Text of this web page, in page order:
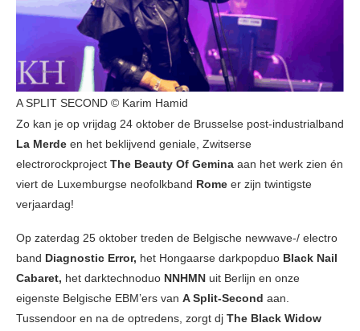
A SPLIT SECOND © Karim Hamid
Zo kan je op vrijdag 24 oktober de Brusselse post-industrialband
La Merde en het beklijvend geniale, Zwitserse
electrorockproject The Beauty Of Gemina aan het werk zien én
viert de Luxemburgse neofolkband Rome er zijn twintigste
verjaardag!
Op zaterdag 25 oktober treden de Belgische newwave-/ electro
band Diagnostic Error, het Hongaarse darkpopduo Black Nail
Cabaret, het darktechnoduo NNHMN uit Berlijn en onze
eigenste Belgische EBM’ers van A Split-Second aan.
Tussendoor en na de optredens, zorgt dj The Black Widow